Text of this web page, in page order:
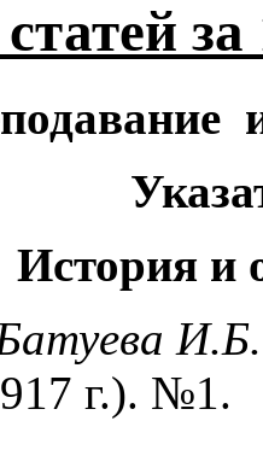
за
История и
И.Б.
г.). №1.